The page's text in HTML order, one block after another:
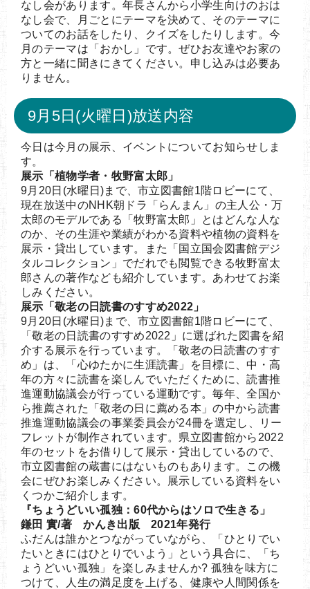
なし会があります。年長さんから小学生向けのおは
なし会で、月ごとにテーマを決めて、そのテーマに
ついてのお話をしたり、クイズをしたりします。今
月のテーマは「おかし」です。ぜひお友達やお家の
方と一緒に聞きにきてください。申し込みは必要あ
りません。
9月5日(火曜日)放送内容
今日は今月の展示、イベントについてお知らせしま
す。
展示「植物学者・牧野富太郎」
9月20日(水曜日)まで、市立図書館1階ロビーにて、
現在放送中のNHK朝ドラ「らんまん」の主人公・万
太郎のモデルである「牧野富太郎」とはどんな人な
のか、その生涯や業績がわかる資料や植物の資料を
展示・貸出しています。また「国立国会図書館デジ
タルコレクション」でだれでも閲覧できる牧野富太
郎さんの著作なども紹介しています。あわせてお楽
しみください。
展示「敬老の日読書のすすめ2022」
9月20日(水曜日)まで、市立図書館1階ロビーにて、
「敬老の日読書のすすめ2022」に選ばれた図書を紹
介する展示を行っています。「敬老の日読書のすす
め」は、「心ゆたかに生涯読書」を目標に、中・高
年の方々に読書を楽しんでいただくために、読書推
進運動協議会が行っている運動です。毎年、全国か
ら推薦された「敬老の日に薦める本」の中から読書
推進運動協議会の事業委員会が24冊を選定し、リー
フレットが制作されています。県立図書館から2022
年のセットをお借りして展示・貸出しているので、
市立図書館の蔵書にはないものもあります。この機
会にぜひお楽しみください。展示している資料をい
くつかご紹介します。
『ちょうどいい孤独：60代からはソロで生きる」
鎌田 實/著 かんき出版 2021年発行
ふだんは誰かとつながっていながら、「ひとりでい
たいときにはひとりでいよう」という具合に、「ち
ょうどいい孤独」を楽しみませんか? 孤独を味方に
つけて、人生の満足度を上げる、健康や人間関係を